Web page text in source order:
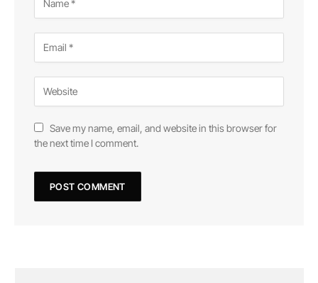
Save my name, email, and website in this browser for
the next time I comment.